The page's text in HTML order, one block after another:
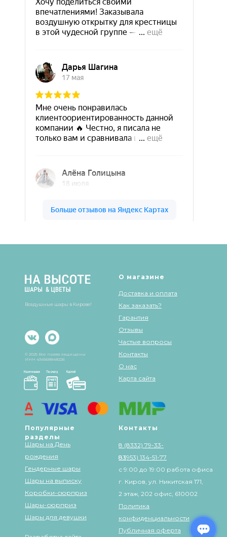
О магазине
Доставка и оплата
Популярные
разделы
Шары на День
рождения
Контакты
© 2025 Все права защищены
Как заказать?
Гарантия
Отзывы
Частые вопросы
Контакты
О нас
Гендерные шары
Шары на выписку
Коробки-сюрприз
Шары-сюрприз
Шары для девушки
8 (8332) 79-33-
83
8 (953) 134-51-77
с 9:00 до 19:00 работа офиса
г. Киров, ул. Никитская 171,
2 этаж, 202 офис, 610002
ИНН 434568848226
Политика
конфиденциальности
Публичная оферта
Карта сайта
Воздушные шары в Кирове!